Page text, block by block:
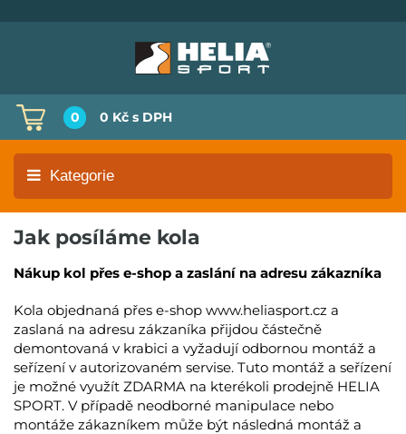
0 0 Kč s DPH
Kategorie
Jak posíláme kola
Nákup kol přes e-shop a zaslání na adresu zákazníka
Kola objednaná přes e-shop www.heliasport.cz a
zaslaná na adresu zákzaníka přijdou částečně
demontovaná v krabici a vyžadují odbornou montáž a
seřízení v autorizovaném servise. Tuto montáž a seřízení
je možné využít ZDARMA na kterékoli prodejně HELIA
SPORT. V případě neodborné manipulace nebo
montáže zákazníkem může být následná montáž a